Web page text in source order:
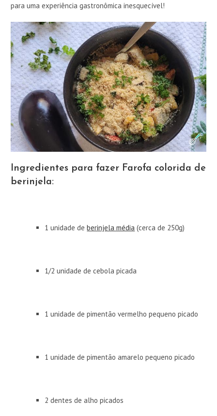
para uma experiência gastronômica inesquecível!
Ingredientes para fazer Farofa colorida de
berinjela:
1 unidade deberinjela média (cerca de 250g)
1/2 unidade de cebola picada
1 unidade de pimentão vermelho pequeno picado
1 unidade de pimentão amarelo pequeno picado
2 dentes de alho picados